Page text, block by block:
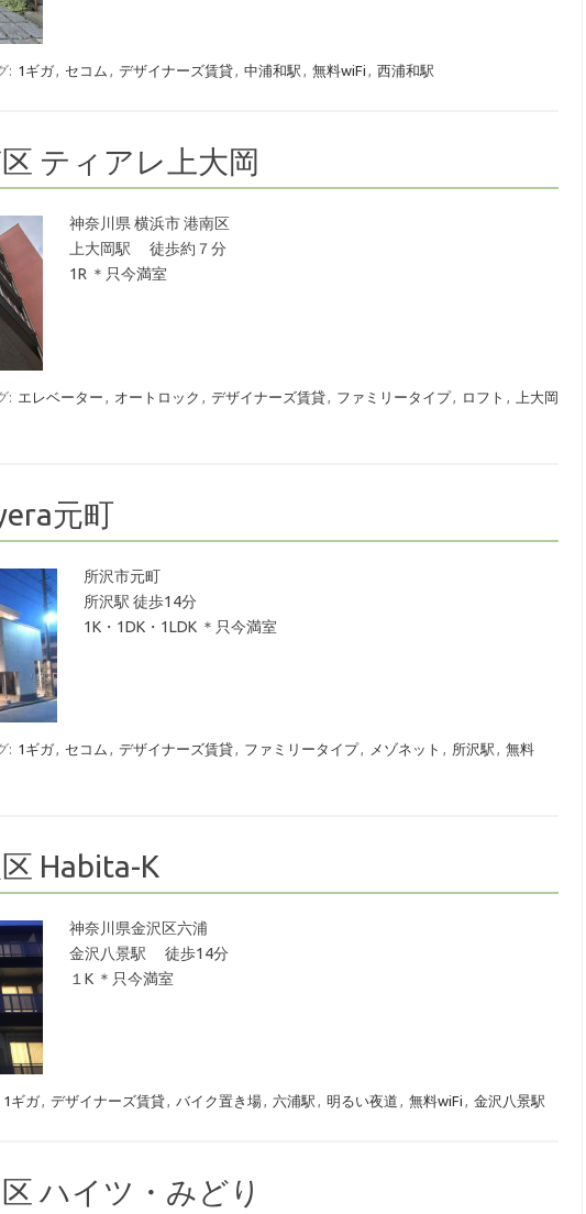
: 1ギガ, セコム , デザイナーズ賃貸, 中浦和駅 , 無料wiFi , 西浦和駅
ティアレ上大岡
神奈川県 横浜市 港南区
上大岡駅 徒歩約７分
1R ＊只今満室
: エレベーター オートロック デザイナーズ賃貸 ファミリータイプ ロフト
上大岡
元町
所沢市元町
所沢駅 徒歩14分
1K・1DK・1LDK ＊只今満室
: 1ギガ セコム デザイナーズ賃貸 ファミリータイプ メゾネット 所沢駅
無料
Habita-K
神奈川県金沢区六浦
金沢八景駅 徒歩14分
１K ＊只今満室
1ギガ デザイナーズ賃貸 バイク置き場 六浦駅 明るい夜道 無料wiFi 金沢八景駅
ハイツ・みどり